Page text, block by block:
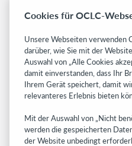
Freigabemitteilungen
Related sites
OCLC.org
BibFormats
Research
WebJunction
Cookies für OCLC-
Unsere Webseiten verwenden
darüber, wie Sie mit der
Auswahl von „Alle Cookies
damit einverstanden, dass Ihr
Ihrem Gerät speichert, damit
relevanteres Erlebnis bieten
Mit der Auswahl von „Nicht
werden die gespeicherten
der Website unbedingt